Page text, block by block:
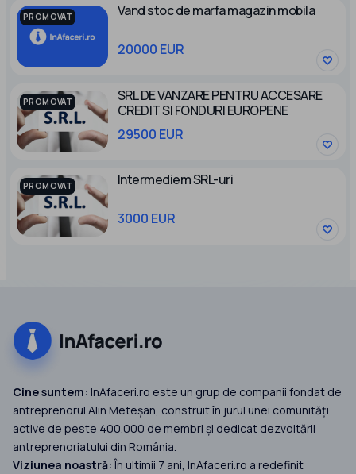
PROMOVAT Vand stoc de marfa magazin mobila
20000 EUR
PROMOVAT
SRL DE VANZARE PENTRU ACCESARE
CREDIT SI FONDURI EUROPENE
29500 EUR
PROMOVAT Intermediem SRL-uri
3000 EUR
Cine suntem: InAfaceri.ro este un grup de companii fondat de
antreprenorul Alin Meteșan, construit în jurul unei comunități
active de peste 400.000 de membri și dedicat dezvoltării
antreprenoriatului din România.
Viziunea noastră:În ultimii 7 ani, InAfaceri.ro a redefinit